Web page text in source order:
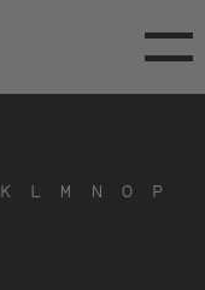
K L M N O
P